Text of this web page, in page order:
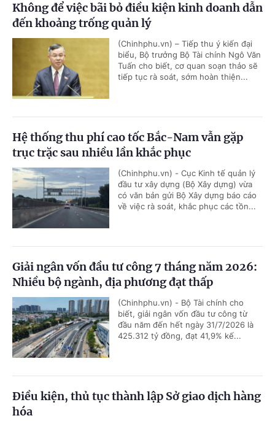
Không để việc bãi bỏ điều kiện kinh doanh dẫn
đến khoảng trống quản lý
(Chinhphu.vn) – Tiếp thu ý kiến đại
biểu, Bộ trưởng Bộ Tài chính Ngô Văn
Tuấn cho biết, cơ quan soạn thảo sẽ
tiếp tục rà soát, sớm hoàn thiện...
Hệ thống thu phí cao tốc Bắc-Nam vẫn gặp
trục trặc sau nhiều lần khắc phục
(Chinhphu.vn) - Cục Kinh tế quản lý
đầu tư xây dựng (Bộ Xây dựng) vừa
có văn bản gửi Bộ Xây dựng báo cáo
về việc rà soát, khắc phục các tồn...
Giải ngân vốn đầu tư công 7 tháng năm 2026:
Nhiều bộ ngành, địa phương đạt thấp
(Chinhphu.vn) - Bộ Tài chính cho
biết, giải ngân vốn đầu tư công từ
đầu năm đến hết ngày 31/7/2026 là
425.312 tỷ đồng, đạt 41,9% kế...
Điều kiện, thủ tục thành lập Sở giao dịch hàng
hóa